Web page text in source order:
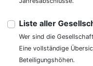
Liste aller
Wer sind die
Eine vollständige
Beteiligungshöhen.